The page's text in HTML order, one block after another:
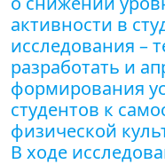
активности в
исследования –
разработать и
формирования
студентов к
физической
В ходе